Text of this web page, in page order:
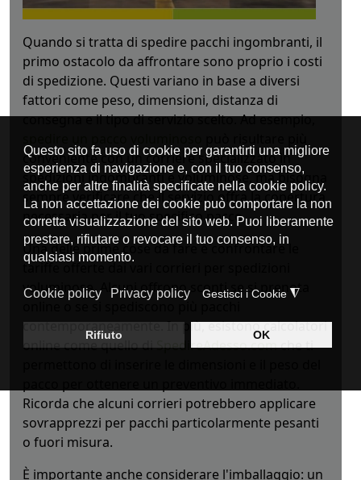
Quando si tratta di spedire pacchi ingombranti, il
primo ostacolo da affrontare sono proprio i costi
di spedizione. Questi variano in base a diversi
fattori come peso, dimensioni, distanza di
consegna e il tipo di servizio scelto. Ad esempio,
conveniente con un corriere specializzato in
spedizioni ingombranti e voluminose, ma bisogna
sempre verificare che il servizio offra la copertura
necessaria per il tuo specifico pacco.
Una delle prime cose da fare è confrontare le
tariffe offerte dai vari corrieri per spedizioni
voluminose. Alcuni offrono sconti se si prenota
online o se si spediscono più pacchi
contemporaneamente. In più, esistono calcolatori
online come quello diSpedireAdesso.comche ti
Ricorda che alcuni corrieri potrebbero applicare
sovrapprezzi per pacchi particolarmente pesanti
o fuori misura.
È importante anche considerare l'imballaggio: un